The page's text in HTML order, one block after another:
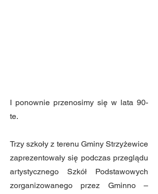
I ponownie przenosimy się w lata 90-
te.
Trzy szkoły z terenu Gminy Strzyżewice
zaprezentowały się podczas przeglądu
artystycznego Szkół Podstawowych
zorganizowanego przez Gminno –